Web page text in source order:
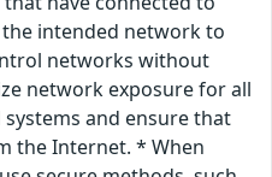
intended network to
networks without
network exposure for all
and ensure that
the Internet. * When